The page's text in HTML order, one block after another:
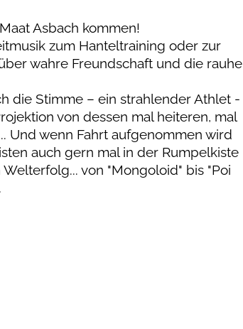
Asbach kommen!
zum Hanteltraining oder zur
wahre Freundschaft und die rauhe
die Stimme – ein strahlender Athlet -
von dessen mal heiteren, mal
Und wenn Fahrt aufgenommen wird
auch gern mal in der Rumpelkiste
von "Mongoloid" bis "Poi